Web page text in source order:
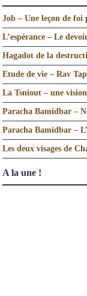
Job – Une leçon de foi
L’espérance – Le
Hagadot de la
Etude de vie – Rav
La Tsniout – une
Paracha Bamidbar –
Paracha Bamidbar –
Les deux visages de
A la une !